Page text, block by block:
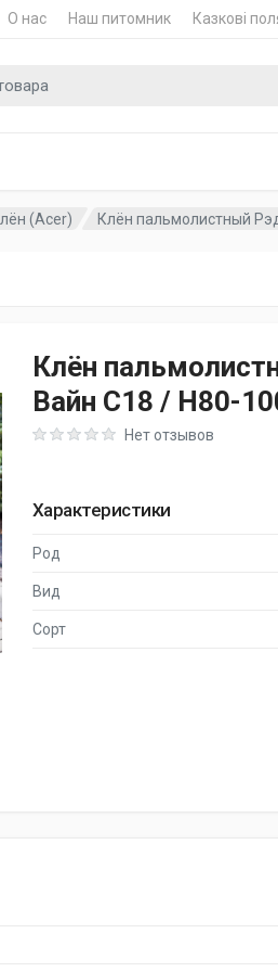
О нас Наш питомник Казкові
(Acer) Клён пальмолистный
Клён
Вайн C18 / H80-
Rating: 0 out of 5Нет отзывов
Характеристики
Род
Вид
Сорт